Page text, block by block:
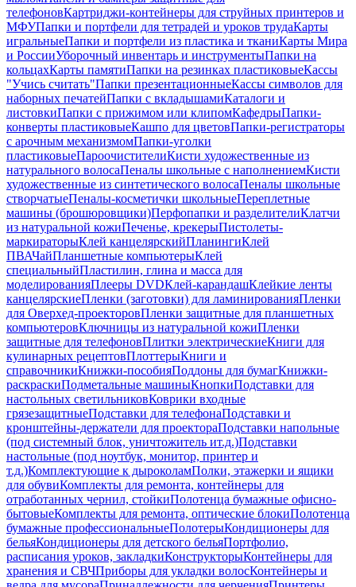
телефоновКартриджи-контейнеры для струйных принтеров и
МФУПапки и портфели для тетрадей и уроков трудаКарты
игральныеПапки и портфели из пластика и тканиКарты Мира
и РоссииУборочный инвентарь и инструментыПапки на
кольцахКарты памятиПапки на резинках пластиковыеКассы
"Учись считать"Папки презентационныеКассы символов для
наборных печатейПапки с вкладышамиКаталоги и
листовкиПапки с прижимом или клипомКафедрыПапки-
конверты пластиковыеКашпо для цветовПапки-регистраторы
с арочным механизмомПапки-уголки
пластиковыеПароочистителиКисти художественные из
натурального волосаПеналы школьные с наполнениемКисти
художественные из синтетического волосаПеналы школьные
створчатыеПеналы-косметички школьныеПереплетные
машины (брошюровщики)Перфопапки и разделителиКлатчи
из натуральной кожиПеченье, крекерыПистолеты-
маркираторыКлей канцелярскийПланингиКлей
ПВАЧайПланшетные компьютерыКлей
специальныйПластилин, глина и масса для
моделированияПлееры DVDКлей-карандашКлейкие ленты
канцелярскиеПленки (заготовки) для ламинированияПленки
для Оверхед-проекторовПленки защитные для планшетных
компьютеровКлючницы из натуральной кожиПленки
защитные для телефоновПлитки электрическиеКниги для
кулинарных рецептовПлоттерыКниги и
справочникиКнижки-пособияПоддоны для бумагКнижки-
раскраскиПодметальные машиныКнопкиПодставки для
настольных светильниковКоврики входные
грязезащитныеПодставки для телефонаПодставки и
кронштейны-держатели для проектораПодставки напольные
(под системный блок, уничтожитель ит.д.)Подставки
настольные (под ноутбук, монитор, принтер и
т.д.)Комплектующие к дыроколамПолки, этажерки и ящики
для обувиКомплекты для ремонта, контейнеры для
отработанных чернил, стойкиПолотенца бумажные офисно-
бытовыеКомплекты для ремонта, оптические блокиПолотенца
бумажные профессиональныеПолотерыКондиционеры для
бельяКондиционеры для детского бельяПортфолио,
расписания уроков, закладкиКонструкторыКонтейнеры для
хранения и СВЧПриборы для укладки волосКонтейнеры и